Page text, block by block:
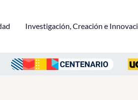
Investigación, Creación e